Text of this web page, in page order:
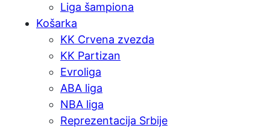
Liga šampiona
Košarka
KK Crvena zvezda
KK Partizan
Evroliga
ABA liga
NBA liga
Reprezentacija Srbije